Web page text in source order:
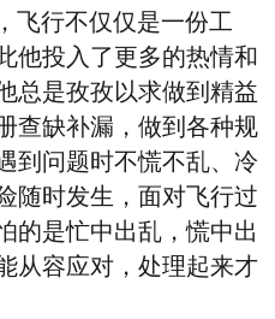
行不仅仅是一份工
他投入了更多的热情和
总是孜孜以求做到精益
查缺补漏，做到各种规
到问题时不慌不乱、冷
随时发生，面对飞行过
的是忙中出乱，慌中出
从容应对，处理起来才